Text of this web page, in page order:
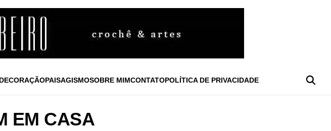
PAISAGISMOSOBRE MIMCONTATOPOLÍTICA DE PRIVACIDADE
EM CASA